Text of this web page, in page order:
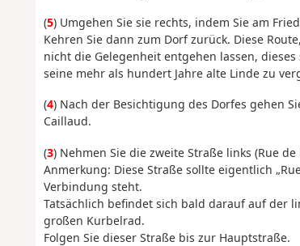
(5) Umgehen Sie sie rechts, indem Sie am
Kehren Sie dann zum Dorf zurück. Diese
nicht die Gelegenheit entgehen lassen,
seine mehr als hundert Jahre alte Linde zu
(4) Nach der Besichtigung des Dorfes gehen
Caillaud.
(3) Nehmen Sie die zweite Straße links (Rue
Anmerkung: Diese Straße sollte eigentlich
Verbindung steht.
Tatsächlich befindet sich bald darauf auf der
großen Kurbelrad.
Folgen Sie dieser Straße bis zur Hauptstraße.